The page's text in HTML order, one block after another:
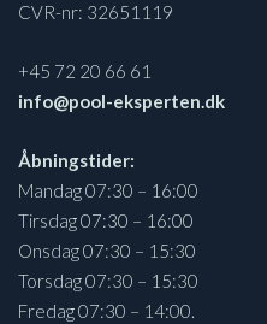
CVR-nr: 32651119
+45 72 20 66 61
info@pool-eksperten.dk
Åbningstider:
Mandag 07:30 – 16:00
Tirsdag 07:30 – 16:00
Onsdag 07:30 – 15:30
Torsdag 07:30 – 15:30
Fredag 07:30 – 14:00.